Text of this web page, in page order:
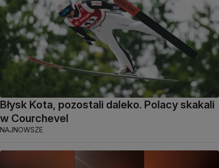
Błysk Kota, pozostali daleko. Polacy skakali
w Courchevel
NAJNOWSZE